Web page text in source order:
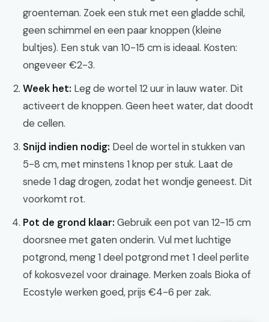
groenteman. Zoek een stuk met een gladde schil,
geen schimmel en een paar knoppen (kleine
bultjes). Een stuk van 10-15 cm is ideaal. Kosten:
ongeveer €2-3.
Week het: Leg de wortel 12 uur in lauw water. Dit
activeert de knoppen. Geen heet water, dat doodt
de cellen.
Snijd indien nodig: Deel de wortel in stukken van
5-8 cm, met minstens 1 knop per stuk. Laat de
snede 1 dag drogen, zodat het wondje geneest. Dit
voorkomt rot.
Pot de grond klaar: Gebruik een pot van 12-15 cm
doorsnee met gaten onderin. Vul met luchtige
potgrond, meng 1 deel potgrond met 1 deel perlite
of kokosvezel voor drainage. Merken zoals Bioka of
Ecostyle werken goed, prijs €4-6 per zak.